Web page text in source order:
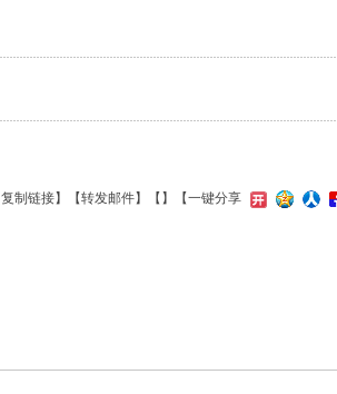
复制链接】【转发邮件】【 】 【一键分享